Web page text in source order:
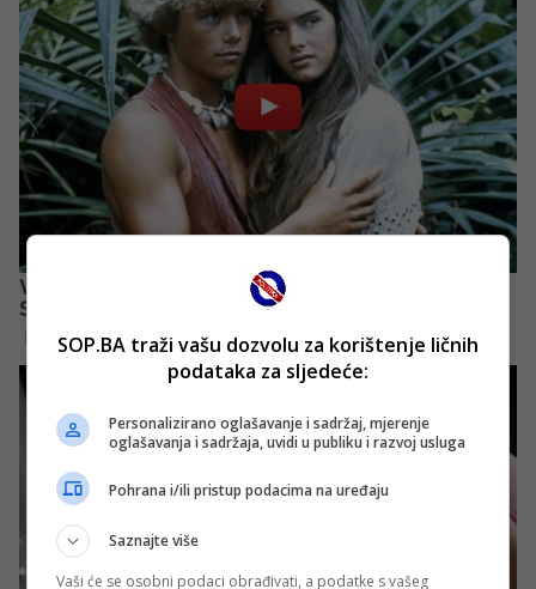
SOP.BA traži vašu dozvolu za korištenje ličnih
podataka za sljedeće:
Personalizirano oglašavanje i sadržaj, mjerenje
oglašavanja i sadržaja, uvidi u publiku i razvoj usluga
Pohrana i/ili pristup podacima na uređaju
Saznajte više
Vaši će se osobni podaci obrađivati, a podatke s vašeg